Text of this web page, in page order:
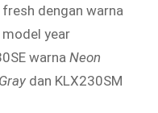
dengan warna
year
warna Neon
dan KLX230SM